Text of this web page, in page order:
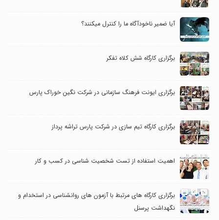
آیا ضمیر ناخودآگاه ما را کنترل می‎کنند؟
برگزاری کارگاه شش کلاه تفکر
برگزاری ایونت فرهنگ سازمانی در شرکت نگین خوراک پارس
برگزاری کارگاه تیم سازی در شرکت پارس تراشه پرداز
اهمیت استفاده از تست شخصیت شناسی در کسب و کار
برگزاری کارگاه های مرتبط با آزمون های روانشناسی در استخدام و
نگهداشت پرسنل